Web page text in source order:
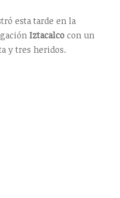
esta tarde en la
Iztacalco con un
y tres heridos.